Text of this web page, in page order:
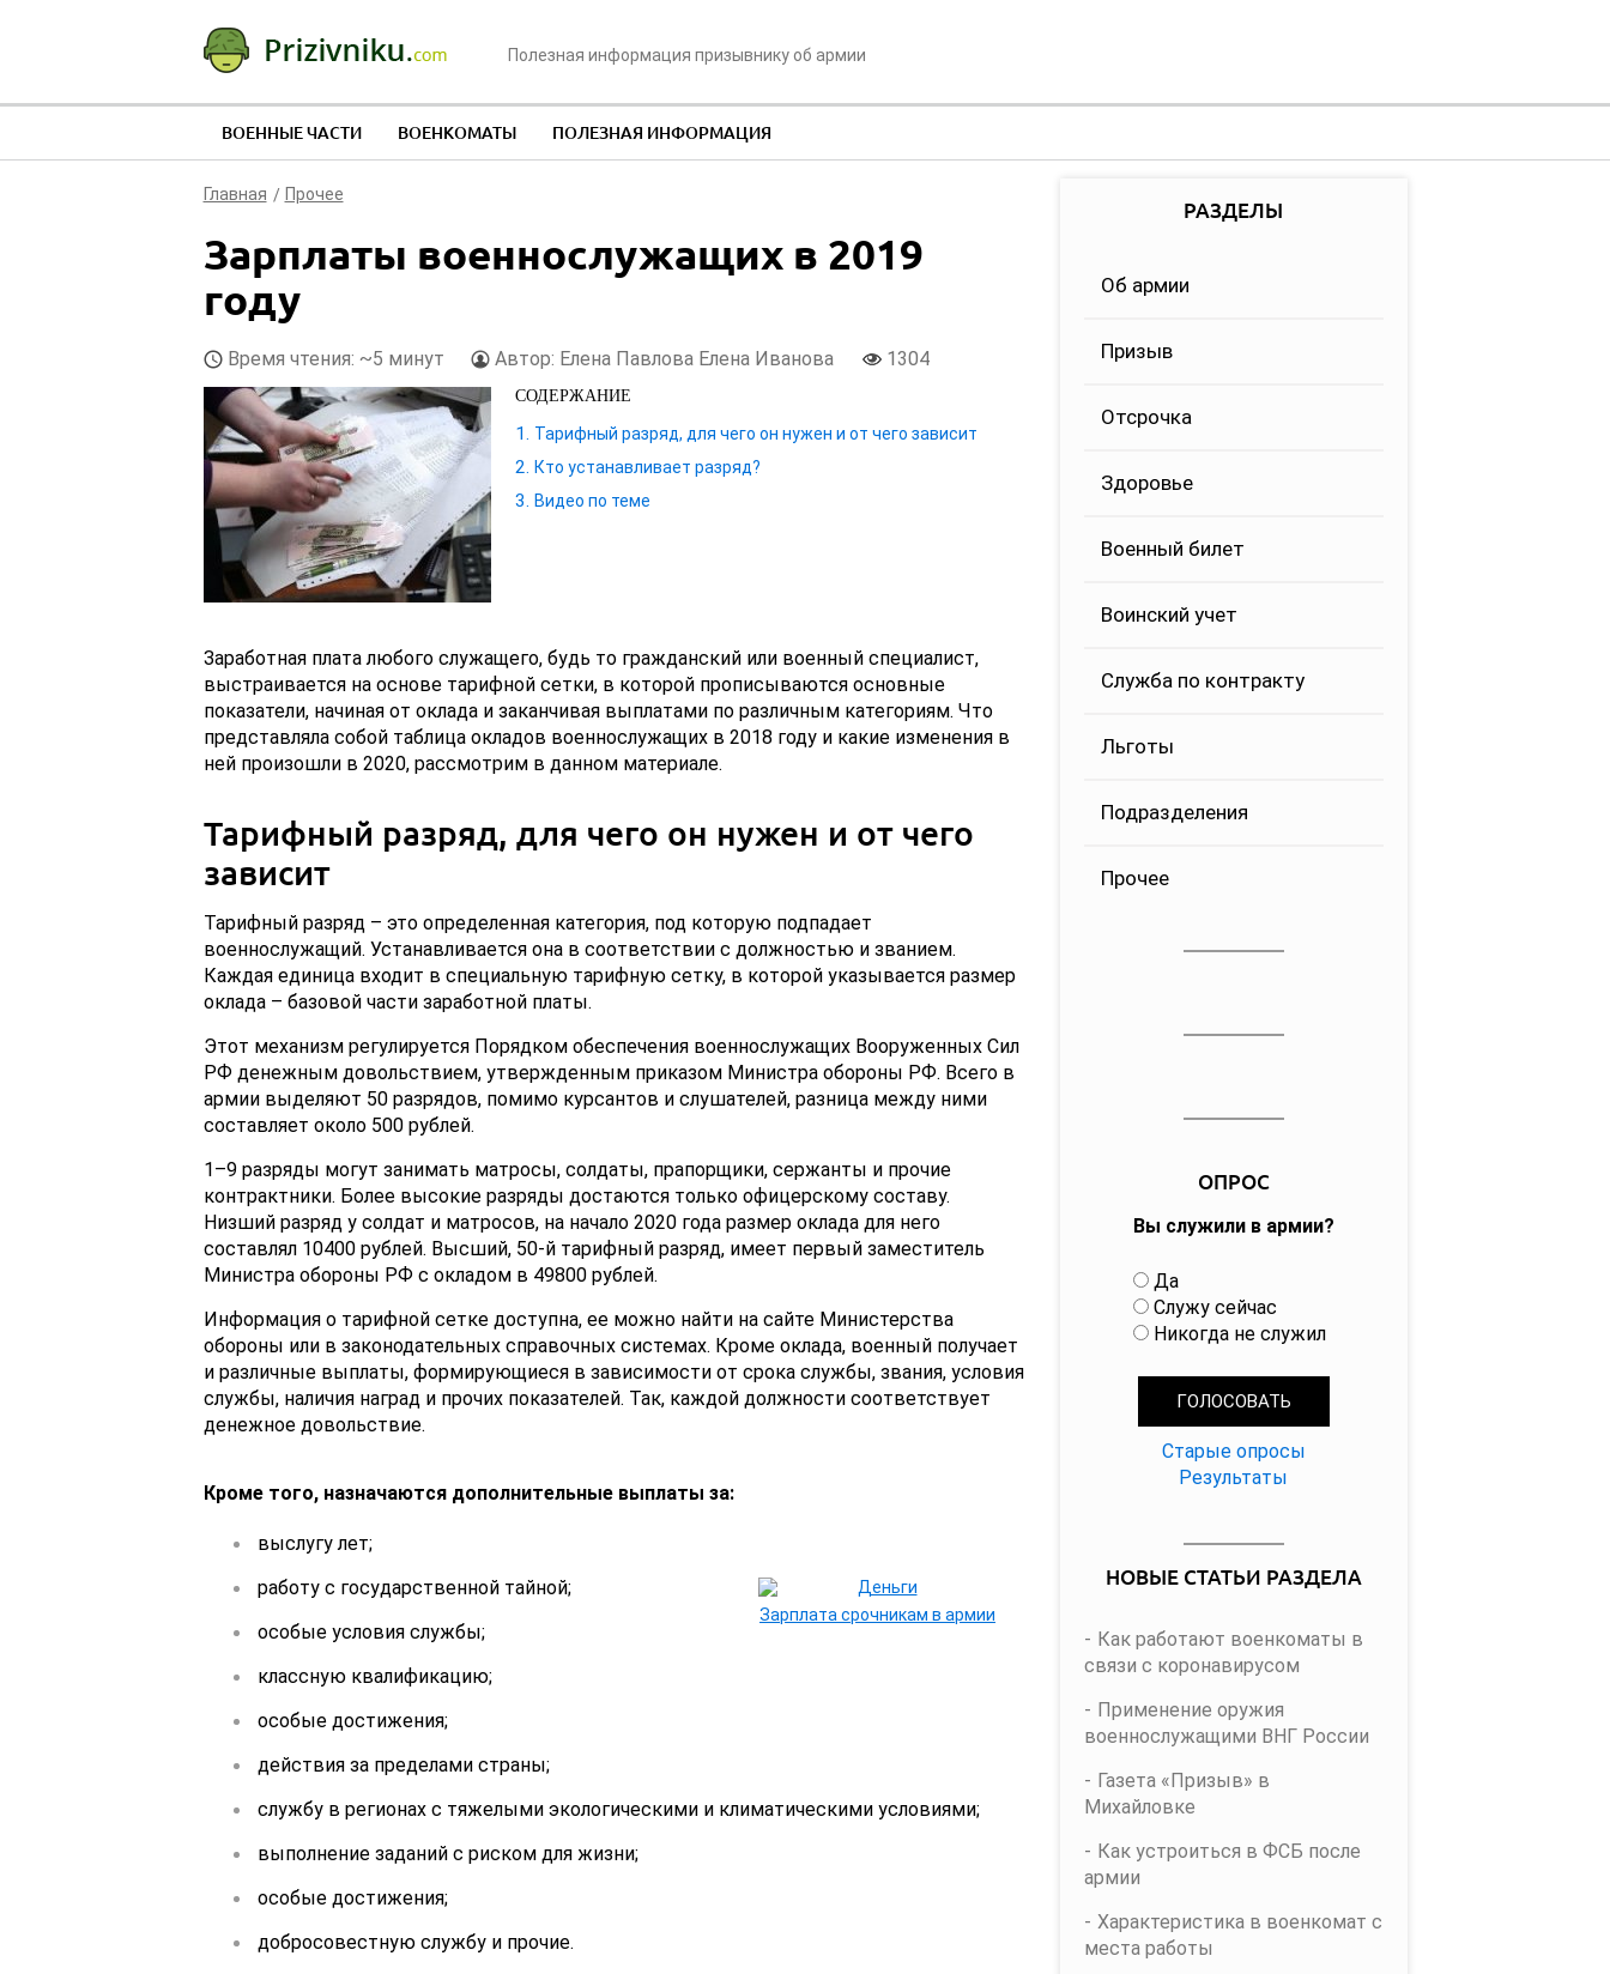
Полезная информация призывнику об армии
ВОЕННЫЕ ЧАСТИ ВОЕНКОМАТЫ ПОЛЕЗНАЯ ИНФОРМАЦИЯ
Главная Прочее
Зарплаты военнослужащих в 2019
году
Время чтения: ~5 минут Автор: Елена Павлова Елена Иванова 1304
СОДЕРЖАНИЕ
Тарифный разряд, для чего он нужен и от чего зависит
Кто устанавливает разряд?
Видео по теме
Заработная плата любого служащего, будь то гражданский или военный специалист,
выстраивается на основе тарифной сетки, в которой прописываются основные
показатели, начиная от оклада и заканчивая выплатами по различным категориям. Что
представляла собой таблица окладов военнослужащих в 2018 году и какие изменения в
ней произошли в 2020, рассмотрим в данном материале.
Тарифный разряд, для чего он нужен и от чего
зависит
Тарифный разряд – это определенная категория, под которую подпадает
военнослужащий. Устанавливается она в соответствии с должностью и званием.
Каждая единица входит в специальную тарифную сетку, в которой указывается размер
оклада – базовой части заработной платы.
Этот механизм регулируется Порядком обеспечения военнослужащих Вооруженных Сил
РФ денежным довольствием, утвержденным приказом Министра обороны РФ. Всего в
армии выделяют 50 разрядов, помимо курсантов и слушателей, разница между ними
составляет около 500 рублей.
1–9 разряды могут занимать матросы, солдаты, прапорщики, сержанты и прочие
контрактники. Более высокие разряды достаются только офицерскому составу.
Низший разряд у солдат и матросов, на начало 2020 года размер оклада для него
составлял 10400 рублей. Высший, 50-й тарифный разряд, имеет первый заместитель
Министра обороны РФ с окладом в 49800 рублей.
Информация о тарифной сетке доступна, ее можно найти на сайте Министерства
обороны или в законодательных справочных системах. Кроме оклада, военный получает
и различные выплаты, формирующиеся в зависимости от срока службы, звания, условия
службы, наличия наград и прочих показателей. Так, каждой должности соответствует
денежное довольствие.
Кроме того, назначаются дополнительные выплаты за:
Зарплата срочникам в армии
выслугу лет;
работу с государственной тайной;
особые условия службы;
классную квалификацию;
особые достижения;
действия за пределами страны;
службу в регионах с тяжелыми экологическими и климатическими условиями;
выполнение заданий с риском для жизни;
особые достижения;
добросовестную службу и прочие.
РАЗДЕЛЫ
Об армии
Призыв
Отсрочка
Здоровье
Военный билет
Воинский учет
Служба по контракту
Льготы
Подразделения
Прочее
ОПРОС
Вы служили в армии?
В
а
р
Да
Служу сейчас
Никогда не служил
Старые опросы
Результаты
НОВЫЕ СТАТЬИ РАЗДЕЛА
Как работают военкоматы в
связи с коронавирусом
Применение оружия
военнослужащими ВНГ России
Газета «Призыв» в
Михайловке
Как устроиться в ФСБ после
армии
Характеристика в военкомат с
места работы